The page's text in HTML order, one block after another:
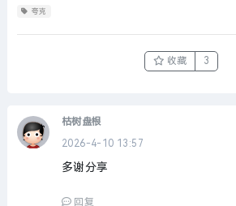
夸克
收藏 3
枯树盘根
2026-4-10 13:57
多谢分享
回复